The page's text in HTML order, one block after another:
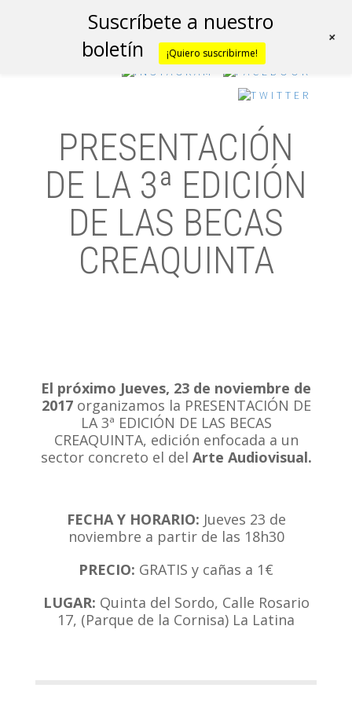
PRESENTACIÓN
DE LA 3ª EDICIÓN
DE LAS BECAS
CREAQUINTA
El próximo Jueves, 23 de noviembre de
2017organizamos la PRESENTACIÓN DE
LA 3ª EDICIÓN DE LAS BECAS
CREAQUINTA, edición enfocada a un
sector concreto el del Arte Audiovisual.
FECHA Y HORARIO: Jueves 23 de
noviembre a partir de las 18h30
PRECIO: GRATIS y cañas a 1€
LUGAR: Quinta del Sordo, Calle Rosario
17, (Parque de la Cornisa) La Latina
Suscríbete a nuestro
boletín
¡Quiero suscribirme!
+